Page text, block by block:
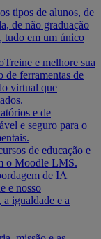
tipos de alunos, de
de não graduação
tudo em um único
Treine e melhore sua
de ferramentas de
virtual que
e de
e seguro para o
de educação e
o Moodle LMS.
de IA
e nosso
igualdade e a